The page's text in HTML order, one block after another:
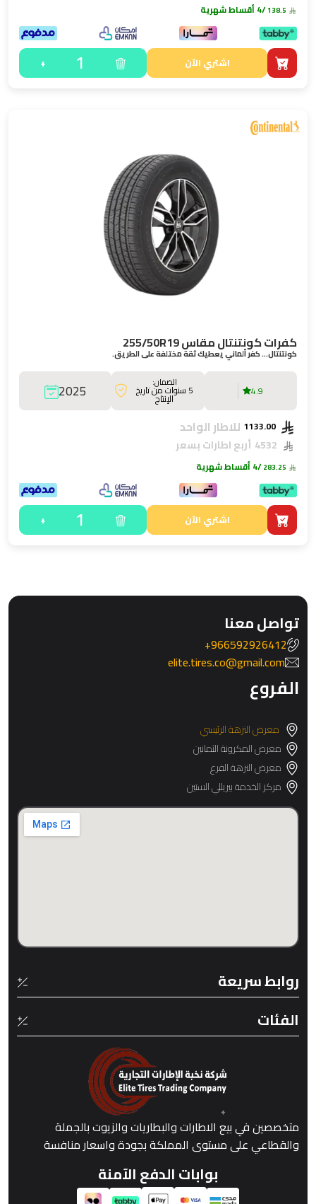
/4 أقساط شهرية
اشتري الآن 1
+
كفرات كونتنتال مقاس 255/50R19
كونتنتال… كفر ألماني يعطيك ثقة مختلفة على الطريق.
4.9
الضمان:
5 سنوات من تاريخ
الإنتاج 2025
للاطار الواحد
أربع اطارات بسعر
/4 أقساط شهرية
اشتري الآن 1
+
تواصل معنا
966592926412+
elite.tires.co@gmail.com
الفروع
معرض النزهة الرئيسي
معرض المكرونة الثمانين
معرض النزهة الفرع
مركز الخدمة بيريللي الستين
روابط سريعة
الفئات
متخصصين في بيع الاطارات والبطاريات والزيوت بالجملة
والقطاعي على مستوى المملكة بجودة واسعار منافسة
بوابات الدفع الآمنة